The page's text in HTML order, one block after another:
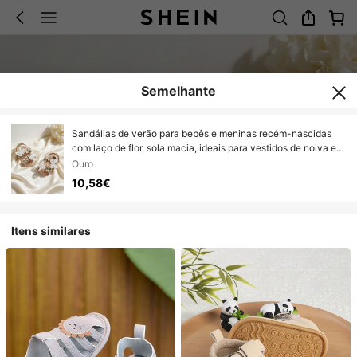
Semelhante
Sandálias de verão para bebês e meninas recém-nascidas
com laço de flor, sola macia, ideais para vestidos de noiva e
como sapatilhas de berço.
Ouro
10,58€
Itens similares